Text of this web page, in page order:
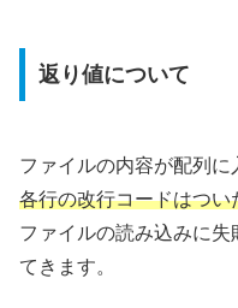
返り値について
ファイルの内容が配列に
各行の改行コードはつい
ファイルの読み込みに
てきます。